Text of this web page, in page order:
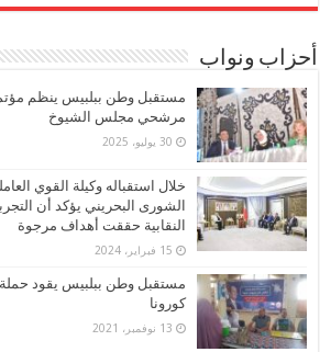
أحزاب ونواب
مستقبل وطن ببلبيس ينظم
مرشحي مجلس الشيوخ
30 يوليو، 2025
خلال استقباله وكيلة القوي
الشورى البحريني يؤكد أن
النقابية حققت أهداف مرجوة
15 فبراير، 2024
مستقبل وطن ببلبيس يقود حملة
كورونا
13 نوفمبر، 2021